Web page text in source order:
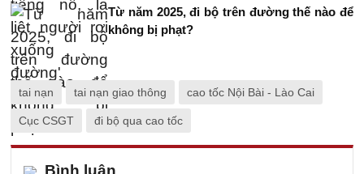
Từ năm 2025, đi bộ trên đường thế nào để
không bị phạt?
tai nạn tai nạn giao thông cao tốc Nội Bài - Lào Cai
Cục CSGT đi bộ qua cao tốc
Bình luận